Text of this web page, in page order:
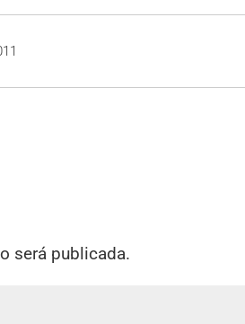
será publicada.